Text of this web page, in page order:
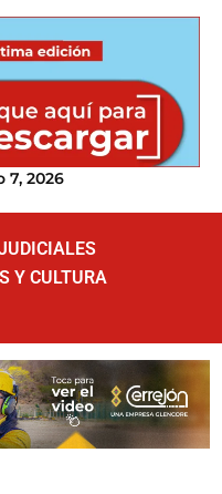
7, 2026
Y CULTURA